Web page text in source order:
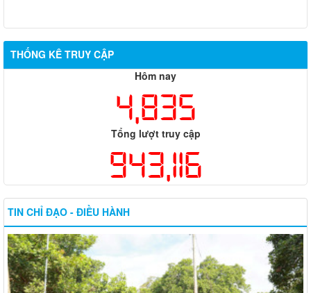
THỐNG KÊ TRUY CẬP
Hôm nay
4,835
Tổng lượt truy cập
943,116
TIN CHỈ ĐẠO - ĐIỀU HÀNH